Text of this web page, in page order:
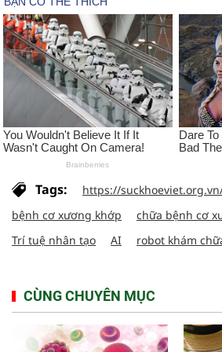
Tags:
https://
bệnh cơ xương khớp
chữa bệnh cơ
Trí tuệ nhân tạo
AI robot khám
CÙNG CHUYÊN MỤC